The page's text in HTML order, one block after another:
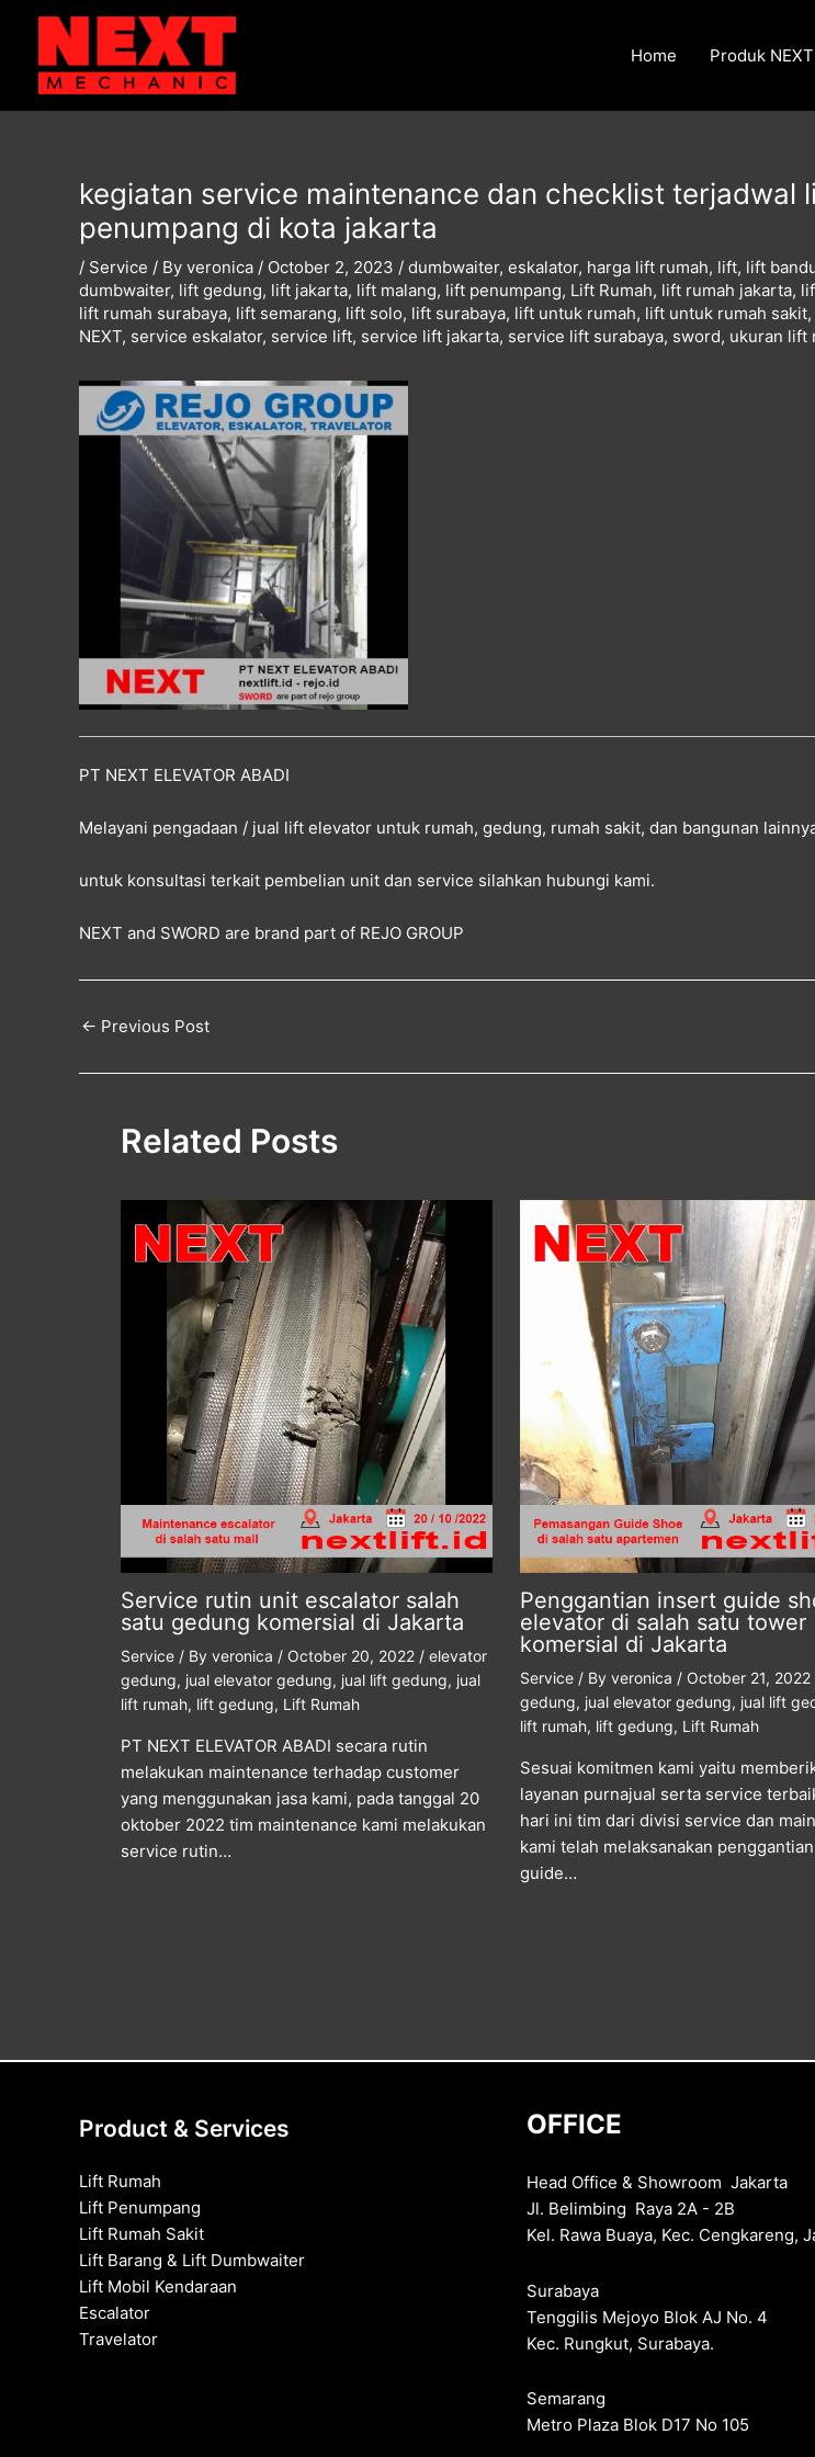
content
Home Produk
kegiatan service maintenance dan checklist terjadwal
penumpang di kota jakarta
/ Service / By veronica / October 2, 2023 / dumbwaiter, eskalator, harga lift rumah, lift, lift
dumbwaiter, lift gedung, lift jakarta, lift malang, lift penumpang, Lift Rumah, lift rumah jakarta,
lift rumah surabaya, lift semarang, lift solo, lift surabaya, lift untuk rumah, lift untuk rumah sakit,
NEXT, service eskalator, service lift, service lift jakarta, service lift surabaya, sword, ukuran lift
PT NEXT ELEVATOR ABADI
Melayani pengadaan / jual lift elevator untuk rumah, gedung, rumah sakit, dan bangunan
untuk konsultasi terkait pembelian unit dan service silahkan hubungi kami.
NEXT and SWORD are brand part of REJO GROUP
Post
navigation
← Previous Post
Related Posts
Service rutin unit escalator salah
satu gedung komersial di Jakarta
Service/ By veronica / October 20, 2022 / elevator
gedung, jual elevator gedung, jual lift gedung, jual
lift rumah, lift gedung, Lift Rumah
PT NEXT ELEVATOR ABADI secara rutin
melakukan maintenance terhadap customer
yang menggunakan jasa kami, pada tanggal 20
oktober 2022 tim maintenance kami melakukan
service rutin…
Penggantian insert guide
elevator di salah satu tower
komersial di Jakarta
Service / By veronica / October 21, 2022
gedung, jual elevator gedung, jual lift
lift rumah, lift gedung, Lift Rumah
Sesuai komitmen kami yaitu
layanan purnajual serta service
hari ini tim dari divisi service dan
kami telah melaksanakan
guide…
Product & Services
Lift Rumah
Lift Penumpang
Lift Rumah Sakit
Lift Barang & Lift Dumbwaiter
Lift Mobil Kendaraan
Escalator
Travelator
OFFICE
Head Office & Showroom Jakarta
Jl. Belimbing Raya 2A - 2B
Kel. Rawa Buaya, Kec. Cengkareng,
Surabaya
Tenggilis Mejoyo Blok AJ No. 4
Kec. Rungkut, Surabaya.
Semarang
Metro Plaza Blok D17 No 105